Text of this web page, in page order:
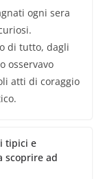
ogni sera
di tutto, dagli
osservavo
atti di coraggio
tipici e
scoprire ad